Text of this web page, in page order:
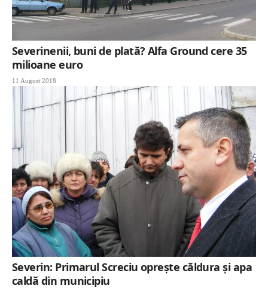
Severinenii, buni de plată? Alfa Ground cere 35
milioane euro
11 August 2018
Severin: Primarul Screciu oprește căldura și apa
caldă din municipiu